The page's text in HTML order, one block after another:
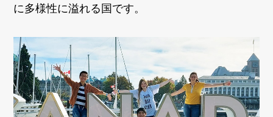
に多様性に溢れる国です。